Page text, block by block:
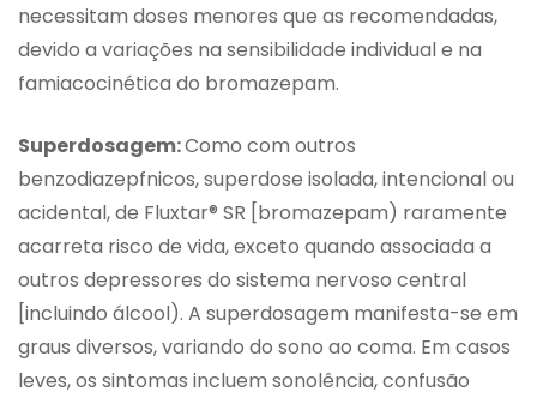
necessitam doses menores que as recomendadas,
devido a variações na sensibilidade individual e na
famiacocinética do bromazepam.
Superdosagem:Como com outros
benzodiazepfnicos, superdose isolada, intencional ou
acidental, de Fluxtar® SR [bromazepam) raramente
acarreta risco de vida, exceto quando associada a
outros depressores do sistema nervoso central
[incluindo álcool). A superdosagem manifesta-se em
graus diversos, variando do sono ao coma. Em casos
leves, os sintomas incluem sonolência, confusão